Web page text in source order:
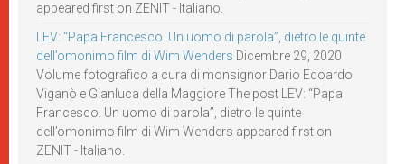
appeared first on ZENIT - Italiano.
LEV: “Papa Francesco. Un uomo di parola”, dietro le quinte
dell’omonimo film di Wim Wenders Dicembre 29, 2020
Volume fotografico a cura di monsignor Dario Edoardo
Viganò e Gianluca della Maggiore The post LEV: “Papa
Francesco. Un uomo di parola”, dietro le quinte
dell’omonimo film di Wim Wenders appeared first on
ZENIT - Italiano.